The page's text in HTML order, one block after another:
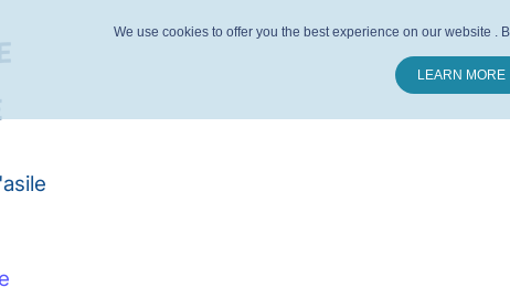
We use cookies to offer you the best experience on our website .
LEARN MORE